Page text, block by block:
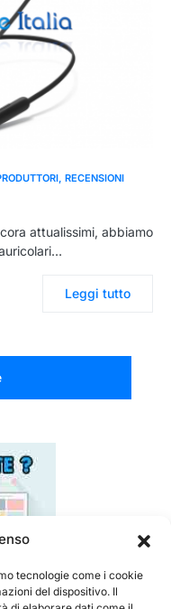
tecnologie come i cookie
del dispositivo. Il
RECENSIONI
attualissimi, abbiamo
Leggi tutto